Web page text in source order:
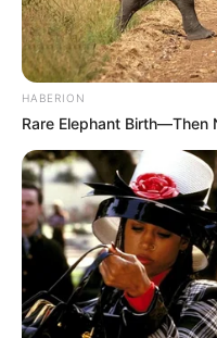
HABERION
Rare Elephant Birth—Then